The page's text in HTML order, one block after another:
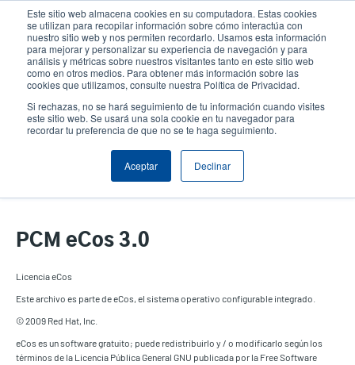
Este sitio web almacena cookies en su computadora. Estas cookies
se utilizan para recopilar información sobre cómo interactúa con
nuestro sitio web y nos permiten recordarlo. Usamos esta información
para mejorar y personalizar su experiencia de navegación y para
análisis y métricas sobre nuestros visitantes tanto en este sitio web
como en otros medios. Para obtener más información sobre las
cookies que utilizamos, consulte nuestra Política de Privacidad.
Si rechazas, no se hará seguimiento de tu información cuando visites
este sitio web. Se usará una sola cookie en tu navegador para
recordar tu preferencia de que no se te haga seguimiento.
Aceptar Declinar
contenido
principal
User
account
menu
User
Header
Selector de productos
PCM eCos 3.0
PCM eCos 3.0
Licencia eCos
Este archivo es parte de eCos, el sistema operativo configurable integrado.
© 2009 Red Hat, Inc.
eCos es un software gratuito; puede redistribuirlo y / o modificarlo según los
términos de la Licencia Pública General GNU publicada por la Free Software